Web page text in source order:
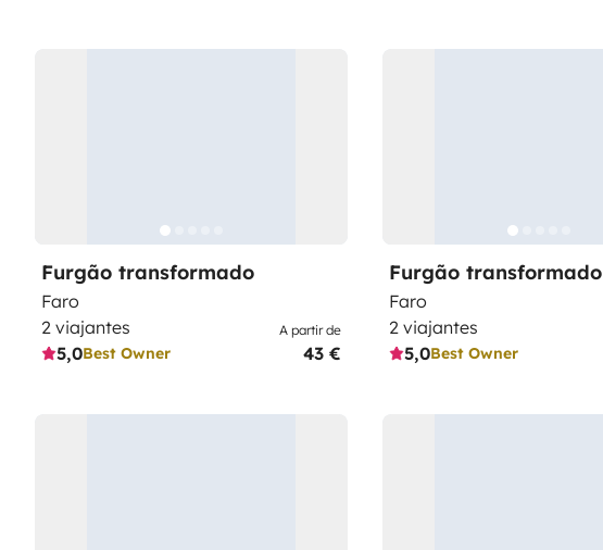
Furgão transformado
Faro
2 viajantes
5,0Best Owner
A partir de
43 €
Furgão transformado
Faro
2 viajantes
5,0Best Owner